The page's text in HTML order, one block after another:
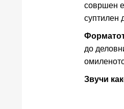
совршен
суптилен
до
Звучи